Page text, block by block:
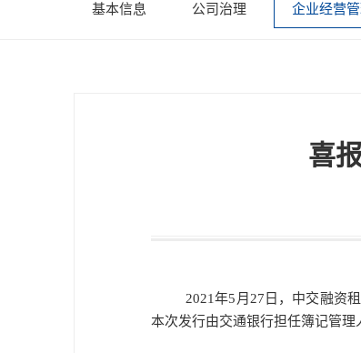
基本信息 公司治理 企业经营
喜
2021年5月27日，中交融资
本次发行由交通银行担任簿记管理